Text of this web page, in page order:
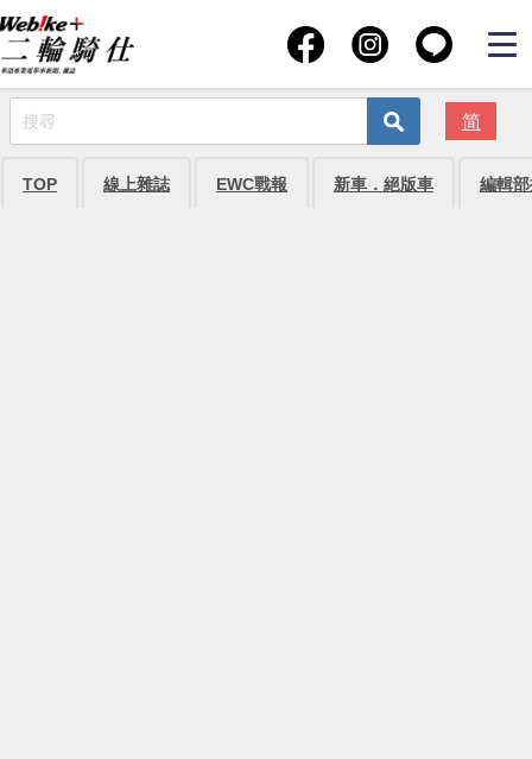
简
TOP 線上雜誌 EWC戰報 新車．絕版車 編輯